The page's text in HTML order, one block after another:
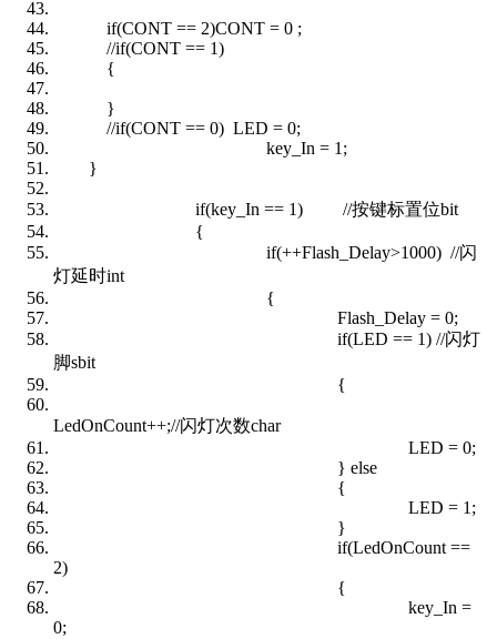
if(CONT == 2)CONT = 0 ;
//if(CONT == 1)
{
}
//if(CONT == 0) LED = 0;
key_In = 1;
}
if(key_In == 1) //按键标置位bit
{
if(++Flash_Delay>1000) //闪
灯延时int
{
Flash_Delay = 0;
if(LED == 1) //闪灯
脚sbit
{
LedOnCount++;//闪灯次数char
LED = 0;
} else
{
LED = 1;
}
if(LedOnCount ==
2)
{
key_In =
0;